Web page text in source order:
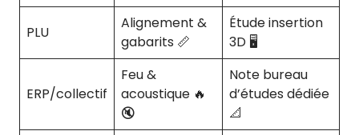
PLU
Alignement &
gabarits 📏
Étude insertion
3D 🖥️
ERP/collectif
Feu &
acoustique 🔥
🔇
Note bureau
d’études dédiée
📐